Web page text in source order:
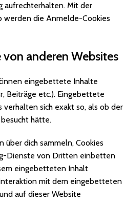
aufrechterhalten. Mit der
werden die Anmelde-Cookies
anderen Websites
eingebettete Inhalte
Beiträge etc.). Eingebettete
sich exakt so, als ob der
hätte.
dich sammeln, Cookies
Dienste von Dritten einbetten
eingebetteten Inhalt
mit dem eingebetteten
auf dieser Website